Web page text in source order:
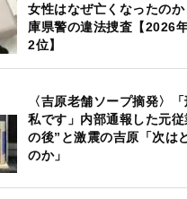
女性はなぜ亡くなったの
庫県警の違法捜査【2026
2位】
〈吉原老舗ソープ摘発〉
私です」内部通報した元
の後”と激震の吉原「次は
のか」